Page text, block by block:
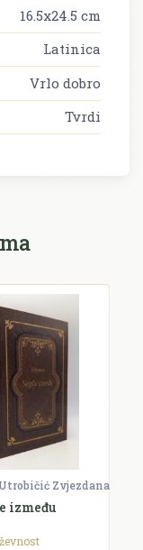
16.5x24.5 cm
Latinica
Vrlo dobro
Tvrdi
Zvjezdana
između